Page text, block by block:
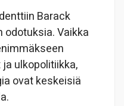
Barack
odotuksia. Vaikka
ulkopolitiikka,
ovat keskeisiä